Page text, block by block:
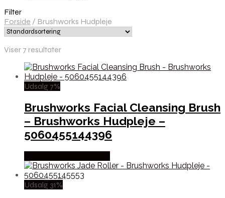
Filter
Forside / Brushworks Hudpleje
Viser 7 resultater
Udsalg 7%
Brushworks Facial Cleansing Brush
– Brushworks Hudpleje –
5060455144396
Udsalg 31%